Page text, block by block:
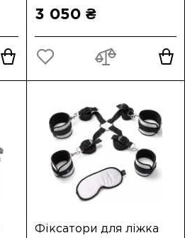
3 050 ₴
Фіксатори для ліжка